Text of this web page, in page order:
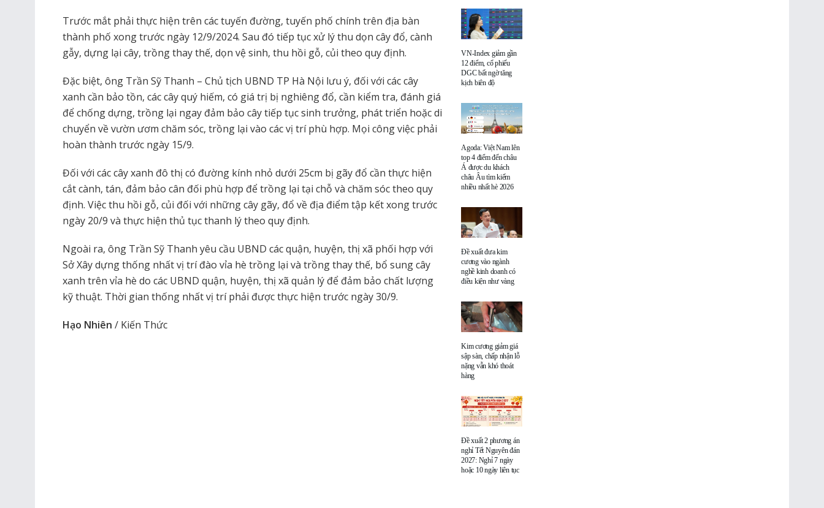
Trước mắt phải thực hiện trên các tuyến đường, tuyến phố chính trên địa bàn
thành phố xong trước ngày 12/9/2024. Sau đó tiếp tục xử lý thu dọn cây đổ, cành
gẫy, dựng lại cây, trồng thay thế, dọn vệ sinh, thu hồi gỗ, củi theo quy định.
Đặc biệt, ông Trần Sỹ Thanh – Chủ tịch UBND TP Hà Nội lưu ý, đối với các cây
xanh cần bảo tồn, các cây quý hiếm, có giá trị bị nghiêng đổ, cần kiểm tra, đánh giá
để chống dựng, trồng lại ngay đảm bảo cây tiếp tục sinh trưởng, phát triển hoặc di
chuyển về vườn ươm chăm sóc, trồng lại vào các vị trí phù hợp. Mọi công việc phải
hoàn thành trước ngày 15/9.
Đối với các cây xanh đô thị có đường kính nhỏ dưới 25cm bị gãy đổ cần thực hiện
cắt cành, tán, đảm bảo cân đối phù hợp để trồng lại tại chỗ và chăm sóc theo quy
định. Việc thu hồi gỗ, củi đối với những cây gãy, đổ về địa điểm tập kết xong trước
ngày 20/9 và thực hiện thủ tục thanh lý theo quy định.
Ngoài ra, ông Trần Sỹ Thanh yêu cầu UBND các quận, huyện, thị xã phối hợp với
Sở Xây dựng thống nhất vị trí đào vỉa hè trồng lại và trồng thay thế, bổ sung cây
xanh trên vỉa hè do các UBND quận, huyện, thị xã quản lý để đảm bảo chất lượng
kỹ thuật. Thời gian thống nhất vị trí phải được thực hiện trước ngày 30/9.
Hạo Nhiên / Kiến Thức
VN-Index giảm gần
12 điểm, cổ phiếu
DGC bất ngờ tăng
kịch biên độ
Agoda: Việt Nam lên
top 4 điểm đến châu
Á được du khách
châu Âu tìm kiếm
nhiều nhất hè 2026
Đề xuất đưa kim
cương vào ngành
nghề kinh doanh có
điều kiện như vàng
Kim cương giảm giá
sập sàn, chấp nhận lỗ
nặng vẫn khó thoát
hàng
Đề xuất 2 phương án
nghỉ Tết Nguyên đán
2027: Nghỉ 7 ngày
hoặc 10 ngày liên tục